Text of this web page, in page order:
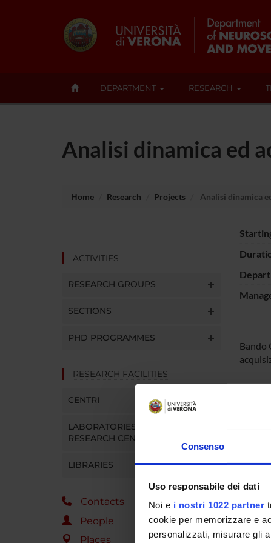
Consenso
Uso responsabile dei dati
Noi e i nostri 1022 partner
cookie per memorizzare e
personalizzati, misurare gli
DEPARTMENT RESEARCH
Analisi dinamica ed
Home Research Projects Analisi dinamica
ACTIVITIES
RESEARCH GROUPS
SECTIONS
PHD PROGRAMMES
RESEARCH FACILITIES
CENTRI
LABORATORIES AND
RESEARCH CENTRES
LIBRARIES
Contacts
People
Places
Bando
Paola